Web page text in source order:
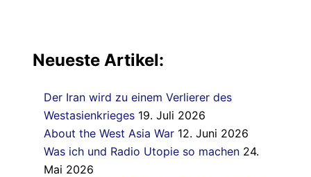
Neueste Artikel:
Der Iran wird zu einem Verlierer des
Westasienkrieges 19. Juli 2026
About the West Asia War 12. Juni 2026
Was ich und Radio Utopie so machen 24.
Mai 2026